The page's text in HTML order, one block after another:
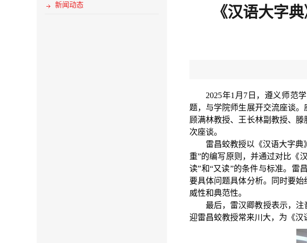
新闻动态
《汉语大字
2025年1 月 7 日，遵义师范
题，与学院师生展开交流座谈。
顾满林教授、王长林副教授、
次座谈。
雷昌蛟教授以《汉语大字典
重”的编写原则，并通过对比《
读”和“又读”的条件与标准。雷
要具体问题具体分析。同时要
威性和典范性。
最后，雷汉卿教授表示，
迎雷昌蛟教授常来川大，为《汉